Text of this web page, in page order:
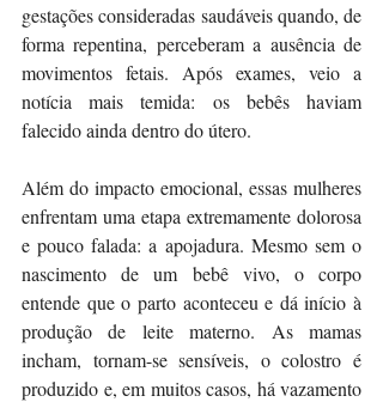
gestações consideradas saudáveis quando, de
forma repentina, perceberam a ausência de
movimentos fetais. Após exames, veio a
notícia mais temida: os bebês haviam
falecido ainda dentro do útero.
Além do impacto emocional, essas mulheres
enfrentam uma etapa extremamente dolorosa
e pouco falada: a apojadura. Mesmo sem o
nascimento de um bebê vivo, o corpo
entende que o parto aconteceu e dá início à
produção de leite materno. As mamas
incham, tornam-se sensíveis, o colostro é
produzido e, em muitos casos, há vazamento